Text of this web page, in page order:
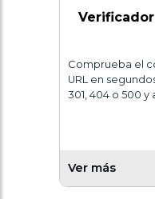
Comprueba el
URL en
301, 404 o 500 y
Ver más